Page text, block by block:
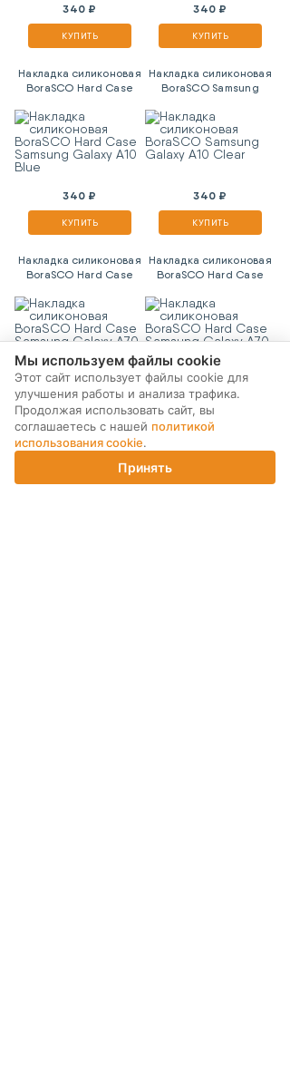
340 ₽
КУПИТЬ
340 ₽
КУПИТЬ
Накладка силиконовая
BoraSCO Hard Case
Blue
340 ₽
КУПИТЬ
Накладка силиконовая
BoraSCO Samsung
340 ₽
КУПИТЬ
Накладка силиконовая
BoraSCO Hard Case
Red
340 ₽
КУПИТЬ
Накладка силиконовая
BoraSCO Hard Case
Blue
340 ₽
КУПИТЬ
Накладка силиконовая
BoraSCO Samsung
Galaxy A21 Clear
Galaxy A21s Clear
Корзина
Мы используем файлы cookie
Этот сайт использует файлы cookie для
улучшения работы и анализа трафика.
Продолжая использовать сайт, вы
соглашаетесь с нашей политикой
использования cookie.
Принять